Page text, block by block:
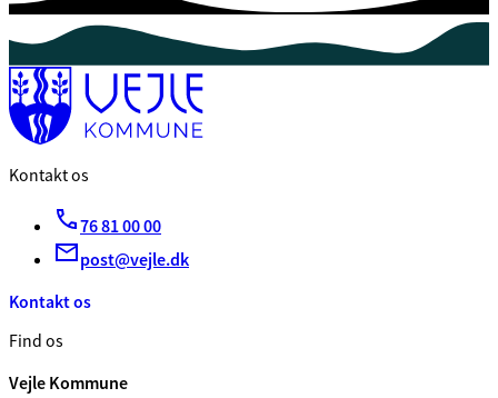
Kontakt os
76 81 00 00
post@vejle.dk
Kontakt os
Find os
Vejle Kommune